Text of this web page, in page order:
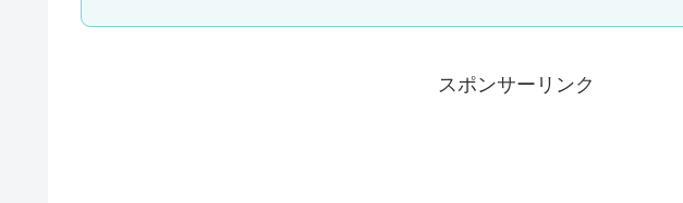
スポンサーリンク